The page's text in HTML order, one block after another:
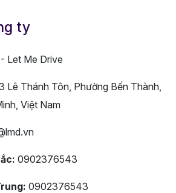
ty
Let Me Drive
Lê Thánh Tôn, Phường Bến Thành,
Việt Nam
0902376543
0902376543